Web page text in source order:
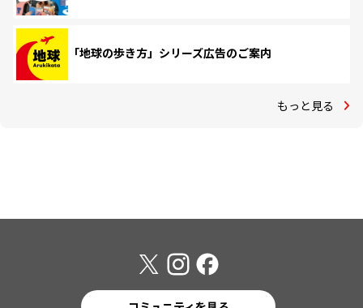
「地球の歩き方」シリーズ広告のご案内
もっと見る